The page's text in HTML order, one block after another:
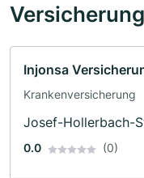
Injonsa
Krankenversicherung
Josef-Hollerbach-
0.0 (0)